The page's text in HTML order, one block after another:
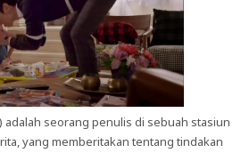
) adalah seorang penulis di sebuah stasiun
yang memberitakan tentang tindakan